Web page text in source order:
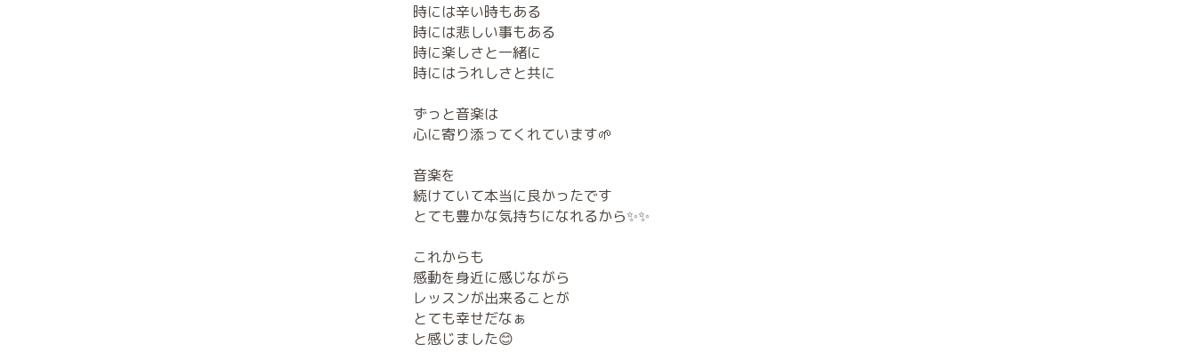
時には辛い時もある
時には悲しい事もある
時に楽しさと一緒に
時にはうれしさと共に
ずっと音楽は
心に寄り添ってくれています🌱
音楽を
続けていて本当に良かったです
とても豊かな気持ちになれるから✨✨
これからも
感動を身近に感じながら
レッスンが出来ることが
とても幸せだなぁ
と感じました😊